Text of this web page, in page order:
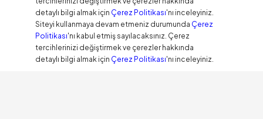
detaylı bilgi almak için Çerez Politikası'nı inceleyiniz.
Siteyi kullanmaya devam etmeniz durumunda Çerez
Politikası'nı kabul etmiş sayılacaksınız. Çerez
tercihlerinizi değiştirmek ve çerezler hakkında
detaylı bilgi almak için Çerez Politikası'nı inceleyiniz.